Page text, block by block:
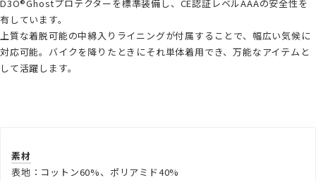
D3O®︎Ghostプロテクターを標準装備し、CE認証レベルAAAの安全性を
有しています。
上質な着脱可能の中綿入りライニングが付属することで、幅広い気候に
対応可能。バイクを降りたときにそれ単体着用でき、万能なアイテムと
して活躍します。
素材
表地：コットン60%、ポリアミド40%